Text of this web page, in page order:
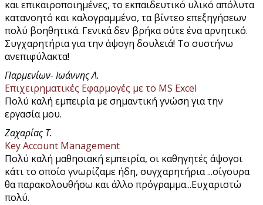
και επικαιροποιημένες, το εκπαιδευτικό υλικό απόλυτα
κατανοητό και καλογραμμένο, τα βίντεο επεξηγήσεων
πολύ βοηθητικά. Γενικά δεν βρήκα ούτε ένα αρνητικό.
Συγχαρητήρια για την άψογη δουλειά! Το συστήνω
ανεπιφύλακτα!
Παρμενίων- Ιωάννης Λ.
Επιχειρηματικές Εφαρμογές με το MS Excel
Πολύ καλή εμπειρία με σημαντική γνώση για την
εργασία μου.
Ζαχαρίας Τ.
Key Account Management
Πολύ καλή μαθησιακή εμπειρία, οι καθηγητές άψογοι
κάτι το οποίο γνωρίζαμε ήδη, συγχαρητήρια ...σίγουρα
θα παρακολουθήσω και άλλο πρόγραμμα...Ευχαριστώ
πολύ.